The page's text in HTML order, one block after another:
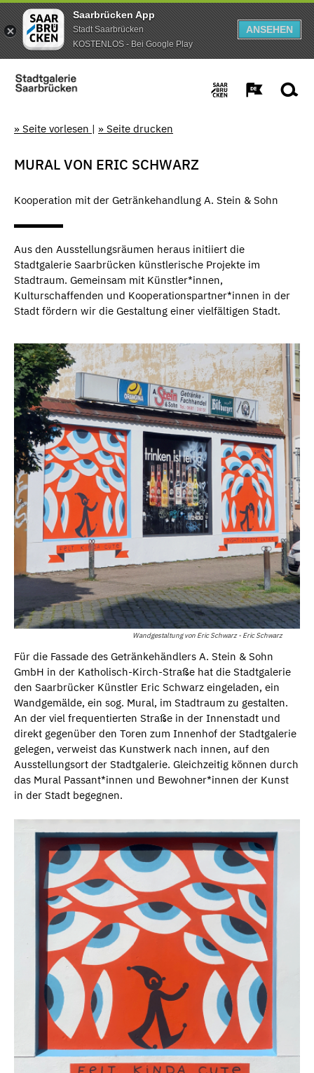
Saarbrücken App
Stadt Saarbrücken
KOSTENLOS - Bei Google Play
ANSEHEN
» Seite vorlesen | » Seite drucken
MURAL VON ERIC SCHWARZ
Kooperation mit der Getränkehandlung A. Stein & Sohn
Aus den Ausstellungsräumen heraus initiiert die
Stadtgalerie Saarbrücken künstlerische Projekte im
Stadtraum. Gemeinsam mit Künstler*innen,
Kulturschaffenden und Kooperationspartner*innen in der
Stadt fördern wir die Gestaltung einer vielfältigen Stadt.
Wandgestaltung von Eric Schwarz - Eric Schwarz
Für die Fassade des Getränkehändlers A. Stein & Sohn
GmbH in der Katholisch-Kirch-Straße hat die Stadtgalerie
den Saarbrücker Künstler Eric Schwarz eingeladen, ein
Wandgemälde, ein sog. Mural, im Stadtraum zu gestalten.
An der viel frequentierten Straße in der Innenstadt und
direkt gegenüber den Toren zum Innenhof der Stadtgalerie
gelegen, verweist das Kunstwerk nach innen, auf den
Ausstellungsort der Stadtgalerie. Gleichzeitig können durch
das Mural Passant*innen und Bewohner*innen der Kunst
in der Stadt begegnen.